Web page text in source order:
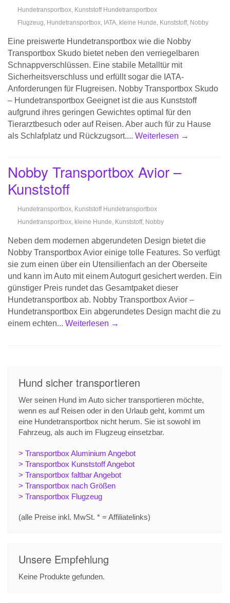
Hundetransportbox, Kunststoff Hundetransportbox
Flugzeug, Hundetransportbox, IATA, kleine Hunde, Kunststoff, Nobby
Eine preiswerte Hundetransportbox wie die Nobby
Transportbox Skudo bietet neben den verriegelbaren
Schnappverschlüssen. Eine stabile Metalltür mit
Sicherheitsverschluss und erfüllt sogar die IATA-
Anforderungen für Flugreisen. Nobby Transportbox Skudo
– Hundetransportbox Geeignet ist die aus Kunststoff
aufgrund ihres geringen Gewichtes optimal für den
Tierarztbesuch oder auf Reisen. Aber auch für zu Hause
als Schlafplatz und Rückzugsort.... Weiterlesen →
Nobby Transportbox Avior –
Kunststoff
Hundetransportbox, Kunststoff Hundetransportbox
Hundetransportbox, kleine Hunde, Kunststoff, Nobby
Neben dem modernen abgerundeten Design bietet die
Nobby Transportbox Avior einige tolle Features. So verfügt
sie zum einen über ein Utensilienfach an der Oberseite
und kann im Auto mit einem Autogurt gesichert werden. Ein
günstiger Preis rundet das Gesamtpaket dieser
Hundetransportbox ab. Nobby Transportbox Avior –
Hundetransportbox Ein abgerundetes Design macht die zu
einem echten... Weiterlesen →
Hund sicher transportieren
Wer seinen Hund im Auto sicher transportieren möchte,
wenn es auf Reisen oder in den Urlaub geht, kommt um
eine Hundetransportbox nicht herum. Sie ist sowohl im
Fahrzeug, als auch im Flugzeug einsetzbar.
> Transportbox Aluminium Angebot
> Transportbox Kunststoff Angebot
> Transportbox faltbar Angebot
> Transportbox nach Größen
> Transportbox Flugzeug
(alle Preise inkl. MwSt. * = Affiliatelinks)
Unsere Empfehlung
Keine Produkte gefunden.